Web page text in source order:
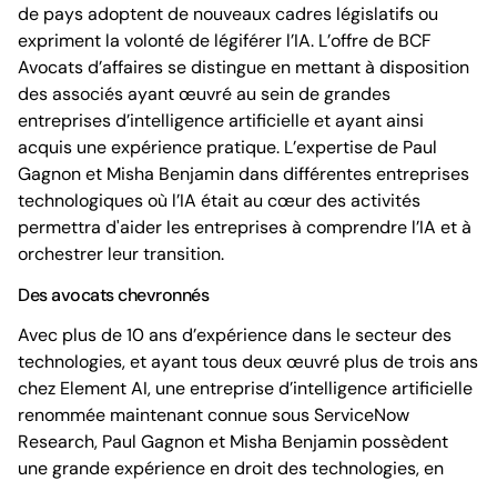
de pays adoptent de nouveaux cadres législatifs ou
expriment la volonté de légiférer l’IA. L’offre de BCF
Avocats d’affaires se distingue en mettant à disposition
des associés ayant œuvré au sein de grandes
entreprises d’intelligence artificielle et ayant ainsi
acquis une expérience pratique. L’expertise de Paul
Gagnon et Misha Benjamin dans différentes entreprises
technologiques où l’IA était au cœur des activités
permettra d'aider les entreprises à comprendre l’IA et à
orchestrer leur transition.
Des avocats chevronnés
Avec plus de 10 ans d’expérience dans le secteur des
technologies, et ayant tous deux œuvré plus de trois ans
chez Element AI, une entreprise d’intelligence artificielle
renommée maintenant connue sous ServiceNow
Research, Paul Gagnon et Misha Benjamin possèdent
une grande expérience en droit des technologies, en